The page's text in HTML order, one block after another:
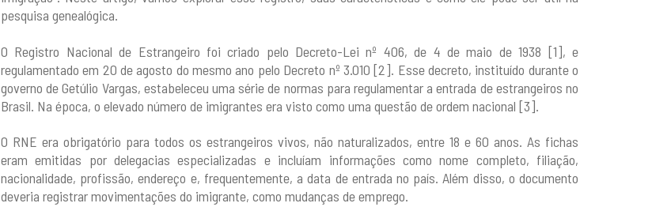
pesquisa genealógica.
O Registro Nacional de Estrangeiro foi criado pelo Decreto-Lei nº 406, de 4 de maio de 1938 [1], e
regulamentado em 20 de agosto do mesmo ano pelo Decreto nº 3.010 [2]. Esse decreto, instituído durante o
governo de Getúlio Vargas, estabeleceu uma série de normas para regulamentar a entrada de estrangeiros no
Brasil. Na época, o elevado número de imigrantes era visto como uma questão de ordem nacional [3].
O RNE era obrigatório para todos os estrangeiros vivos, não naturalizados, entre 18 e 60 anos. As fichas
eram emitidas por delegacias especializadas e incluíam informações como nome completo, filiação,
nacionalidade, profissão, endereço e, frequentemente, a data de entrada no país. Além disso, o documento
deveria registrar movimentações do imigrante, como mudanças de emprego.